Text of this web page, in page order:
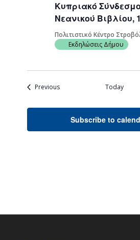
Κυπριακό
Νεανικού Βιβλίου,
Πολιτιστικό Κέντρο
Εκδηλώσεις Δήμου
PreviousEvents Today
Subscribe to